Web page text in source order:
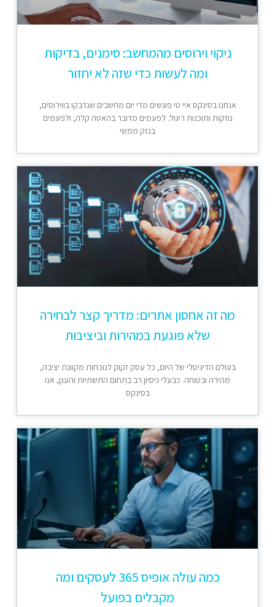
ניקוי וירוסים מהמחשב: סימנים, בדיקות
ומה לעשות כדי שזה לא יחזור
אנחנו בסינקס איי טי פוגשים מדי יום מחשבים שנדבקו בווירוסים,
נוזקות ותוכנות ריגול. לפעמים מדובר בהאטה קלה, ולפעמים
בנזק ממשי
מה זה אחסון אתרים: מדריך קצר לבחירה
שלא פוגעת במהירות וביציבות
בעולם הדיגיטלי של היום, כל עסק זקוק לנוכחות מקוונת יציבה,
מהירה ובטוחה. כבעלי ניסיון רב בתחום התשתיות והענן, אנו
בסינקס
כמה עולה אופיס 365 לעסקים ומה
מקבלים בפועל